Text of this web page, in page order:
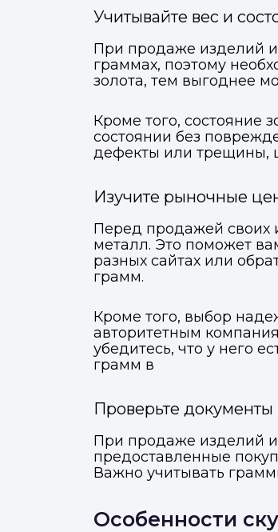
Учитывайте вес и
При продаже изделий
граммах, поэтому
золота, тем выгоднее
Кроме того, состояние
состоянии без
дефекты или трещины,
Изучите рыночные
Перед продажей своих
металл. Это поможет
разных сайтах или
грамм.
Кроме того, выбор
авторитетным
убедитесь, что у него
грамм в
Проверьте
При продаже изделий
предоставленные
Важно учитывать
Особенности